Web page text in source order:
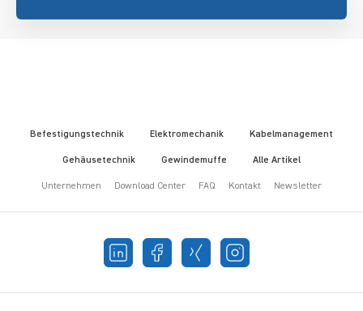
Befestigungstechnik Elektromechanik Kabelmanagement
Gehäusetechnik Gewindemuffe Alle Artikel
Unternehmen Download Center FAQ Kontakt Newsletter